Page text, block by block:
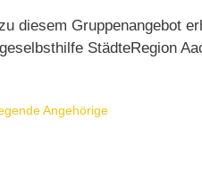
diesem Gruppenangebot
StädteRegion
Angehörige